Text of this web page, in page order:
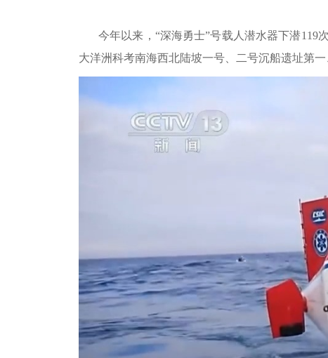
今年以来， “深海勇士”号载人潜水器下潜119
大洋洲科考南海西北陆坡一号、二号沉船遗址第